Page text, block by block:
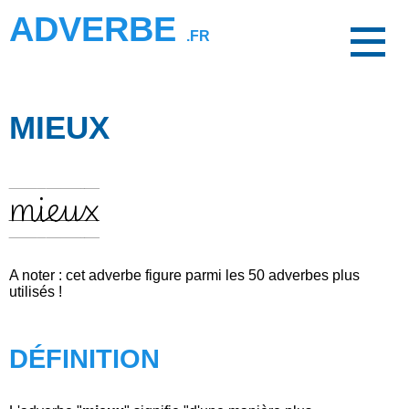
ADVERBE .FR
MIEUX
mieux
A noter : cet adverbe figure parmi les 50 adverbes plus
utilisés !
DÉFINITION